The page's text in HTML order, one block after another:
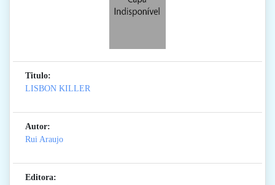
Titulo:
LISBON KILLER
Autor:
Rui Araujo
Editora: